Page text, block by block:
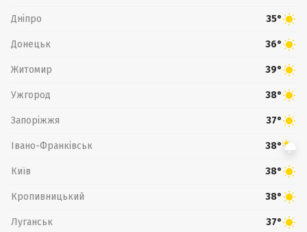
Дніпро 35°
Донецьк 36°
Житомир 39°
Ужгород 38°
Запоріжжя 37°
Івано-Франківськ 38°
Київ 38°
Кропивницький 38°
Луганськ 37°